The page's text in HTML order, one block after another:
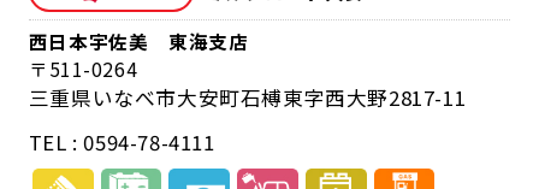
西日本宇佐美 東海支店
511-0264
三重県いなべ市大安町石榑東字西大野2817-11
TEL : 0594-78-4111